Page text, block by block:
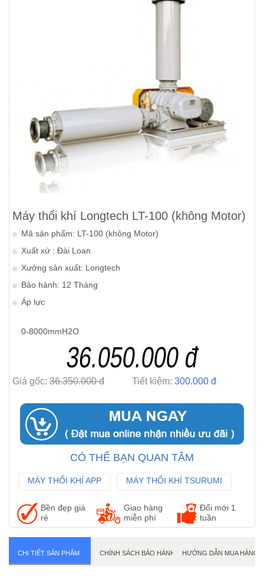
Máy thổi khí Longtech LT-100 (không Motor)
Mã sản phẩm: LT-100 (không Motor)
Xuất xứ : Đài Loan
Xưởng sản xuất: Longtech
Bảo hành: 12 Tháng
Áp lực
0-8000mmH2O
36.050.000 đ
Giá gốc: 36.350.000 đ Tiết kiệm: 300.000 đ
CÓ THỂ BẠN QUAN TÂM
MÁY THỔI KHÍ APP
MÁY THỔI KHÍ TSURUMI
Bền đẹp giá
rẻ
Giao hàng
miễn phí
Đổi mới 1
tuần
CHI TIẾT SẢN PHẨM CHÍNH SÁCH BẢO HÀNH HƯỚNG DẪN MUA HÀNG